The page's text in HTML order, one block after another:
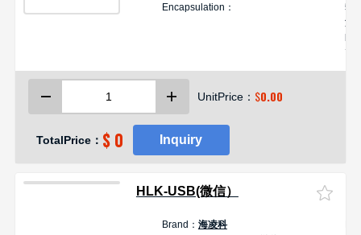
Encapsulation：
5V
源
UnitPrice： $0.00
TotalPrice： $ 0 Inquiry
HLK-USB(微信）
Brand： 海凌科